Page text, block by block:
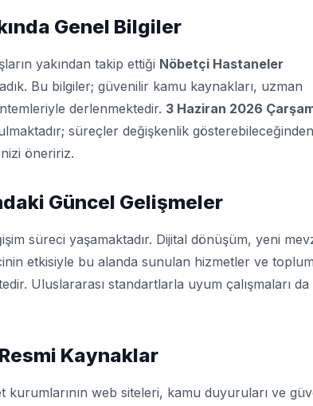
Genel Bilgiler
yakından takip ettiği Nöbetçi Hastaneler
Bu bilgiler; güvenilir kamu kaynakları, uzman
derlenmektedir. 3 Haziran 2026
süreçler değişkenlik
öneririz.
Güncel Gelişmeler
süreci yaşamaktadır. Dijital dönüşüm, yeni
etkisiyle bu alanda sunulan hizmetler ve
Uluslararası standartlarla uyum çalışmaları da
Kaynaklar
web siteleri, kamu duyuruları ve